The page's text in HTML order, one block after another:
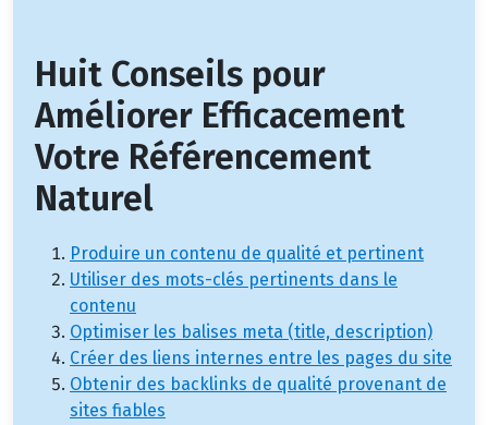
Huit Conseils pour
Améliorer Efficacement
Votre Référencement
Naturel
Produire un contenu de qualité et pertinent
Utiliser des mots-clés pertinents dans le
contenu
Optimiser les balises meta (title, description)
Créer des liens internes entre les pages du site
Obtenir des backlinks de qualité provenant de
sites fiables